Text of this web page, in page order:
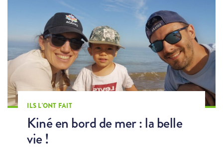
ILS L'ONT FAIT
Kiné en bord de mer : la belle
vie !